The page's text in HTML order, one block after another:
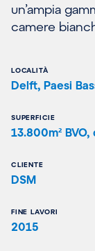
un’ampia
camere
LOCALITÀ
Delft, Paesi
SUPERFICIE
13.800m²
CLIENTE
DSM
FINE LAVORI
2015